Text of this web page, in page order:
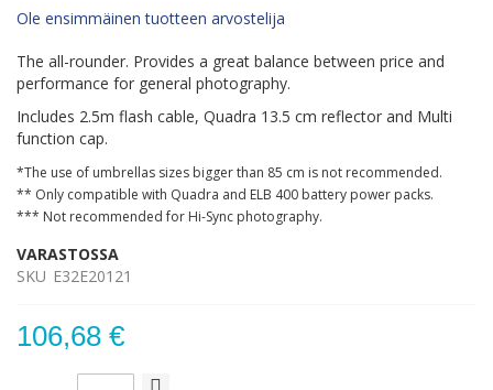
images
the
gallery
Ole ensimmäinen tuotteen arvostelija
The all-rounder. Provides a great balance between price and
performance for general photography.
Includes 2.5m flash cable, Quadra 13.5 cm reflector and Multi
function cap.
*The use of umbrellas sizes bigger than 85 cm is not recommended.
** Only compatible with Quadra and ELB 400 battery power packs.
*** Not recommended for Hi-Sync photography.
VARASTOSSA
SKU E32E20121
106,68 €